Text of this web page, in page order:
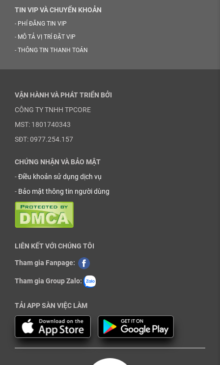
TIN VIP VÀ CHUYỂN KHOẢN
- PHÍ ĐĂNG TIN VIP
- MÔ TẢ VỊ TRÍ ĐẶT VIP
- THÔNG TIN THANH TOÁN
VẬN HÀNH VÀ PHÁT TRIỂN BỞI
CÔNG TY TNHH TPCORE
MST: 1801740343
SĐT: 0977.254.157
CHỨNG NHẬN VÀ BẢO MẬT
-Điều khoản sử dụng dịch vụ
- Bảo mật thông tin người dùng
LIÊN KẾT VỚI CHÚNG TÔI
Tham gia Fanpage:
Tham gia Group Zalo:
TẢI APP SÀN VIỆC LÀM